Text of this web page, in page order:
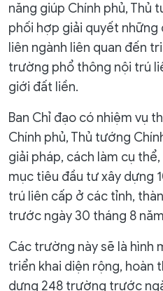
năng giúp Chính phủ, Thủ
phối hợp giải quyết
liên ngành liên quan đến
trường phổ thông nội trú
giới đất liền.
Ban Chỉ đạo có nhiệm vụ
Chính phủ, Thủ tướng
giải pháp, cách làm cụ
mục tiêu đầu tư xây dựng
trú liên cấp ở các tỉnh,
trước ngày 30 tháng 8
Các trường này sẽ là hình
triển khai diện rộng, hoàn
dựng 248 trường trước